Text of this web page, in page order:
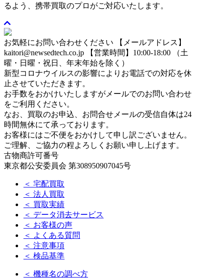
るよう、携帯買取のプロがご対応いたします。
お気軽にお問い合わせください
【メールアドレス】
kaitori@newsedtech.co.jp
【営業時間】10:00-18:00 （土
曜・日曜・祝日、年末年始を除く）
新型コロナウイルスの影響によりお電話での対応を休
止させていただきます。
お手数をおかけいたしますがメールでのお問い合わせ
をご利用ください。
なお、買取のお申込、お問合せメールの受信自体は24
時間無休にて承っております。
お客様にはご不便をおかけして申し訳ございません。
ご理解、ご協力の程よろしくお願い申し上げます。
古物商許可番号
東京都公安委員会 第308950907045号
＜ 宅配買取
＜ 法人買取
＜ 買取実績
＜ データ消去サービス
＜ お客様の声
＜ よくある質問
＜ 注意事項
＜ 検品基準
＜ 機種名の調べ方